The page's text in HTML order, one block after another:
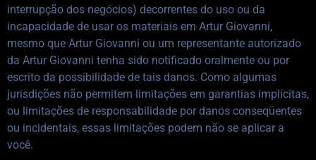
interrupção dos negócios) decorrentes do uso ou da
incapacidade de usar os materiais em Artur Giovanni,
mesmo que Artur Giovanni ou um representante autorizado
da Artur Giovanni tenha sido notificado oralmente ou por
escrito da possibilidade de tais danos. Como algumas
jurisdições não permitem limitações em garantias implícitas,
ou limitações de responsabilidade por danos conseqüentes
ou incidentais, essas limitações podem não se aplicar a
você.